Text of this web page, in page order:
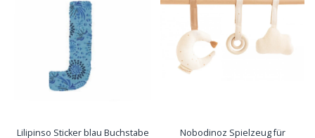
Lilipinso Sticker blau Buchstabe
Nobodinoz Spielzeug für